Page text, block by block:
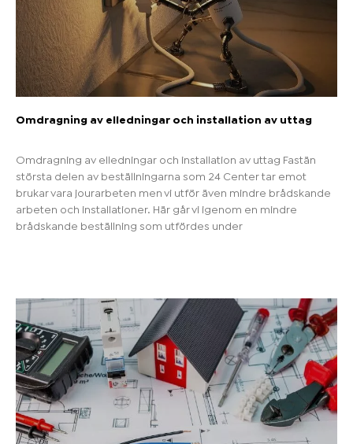
Omdragning av elledningar och installation av uttag
Omdragning av elledningar och installation av uttag Fastän
största delen av beställningarna som 24 Center tar emot
brukar vara jourarbeten men vi utför även mindre brådskande
arbeten och installationer. Här går vi igenom en mindre
brådskande beställning som utfördes under